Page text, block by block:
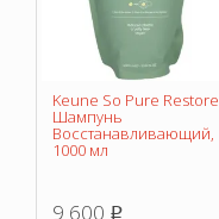
Keune So Pure Restore
Шампунь
Восстанавливающий,
1000 мл
9 600